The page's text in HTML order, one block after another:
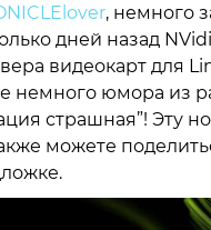
, немного
дней назад
видеокарт для
немного юмора из
страшная”! Эту
можете